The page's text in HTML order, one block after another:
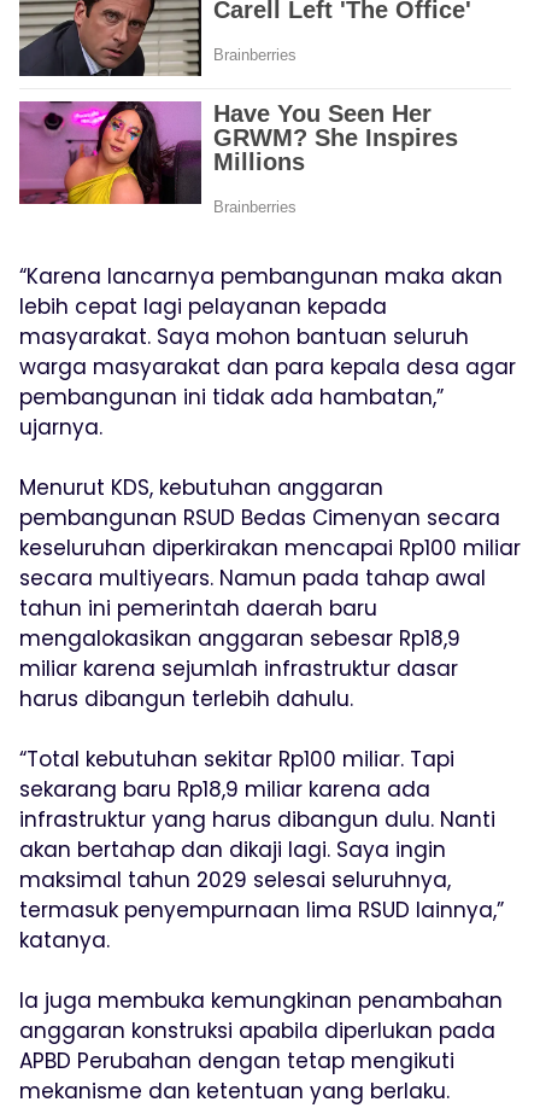
“Karena lancarnya pembangunan maka akan
lebih cepat lagi pelayanan kepada
masyarakat. Saya mohon bantuan seluruh
warga masyarakat dan para kepala desa agar
pembangunan ini tidak ada hambatan,”
ujarnya.
Menurut KDS, kebutuhan anggaran
pembangunan RSUD Bedas Cimenyan secara
keseluruhan diperkirakan mencapai Rp100 miliar
secara multiyears. Namun pada tahap awal
tahun ini pemerintah daerah baru
mengalokasikan anggaran sebesar Rp18,9
miliar karena sejumlah infrastruktur dasar
harus dibangun terlebih dahulu.
“Total kebutuhan sekitar Rp100 miliar. Tapi
sekarang baru Rp18,9 miliar karena ada
infrastruktur yang harus dibangun dulu. Nanti
akan bertahap dan dikaji lagi. Saya ingin
maksimal tahun 2029 selesai seluruhnya,
termasuk penyempurnaan lima RSUD lainnya,”
katanya.
Ia juga membuka kemungkinan penambahan
anggaran konstruksi apabila diperlukan pada
APBD Perubahan dengan tetap mengikuti
mekanisme dan ketentuan yang berlaku.